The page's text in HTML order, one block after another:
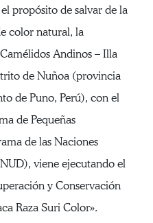
propósito de salvar de la
color natural, la
Andinos – Illa
de Nuñoa (provincia
de Puno, Perú), con el
de Pequeñas
de las Naciones
viene ejecutando el
y Conservación
Raza Suri Color».